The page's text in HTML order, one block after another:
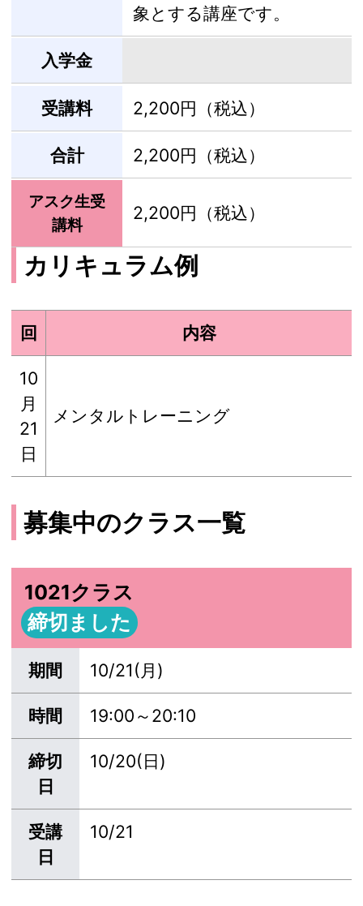
象とする講座です。
入学金
受講料 2,200円（税込）
合計 2,200円（税込）
アスク生受
講料
2,200円（税込）
カリキュラム例
回 内容
10
月
21
日
メンタルトレーニング
募集中のクラス一覧
1021クラス
締切ました
期間 10/21(月)
時間 19:00～20:10
締切
日
10/20(日)
受講
日
10/21